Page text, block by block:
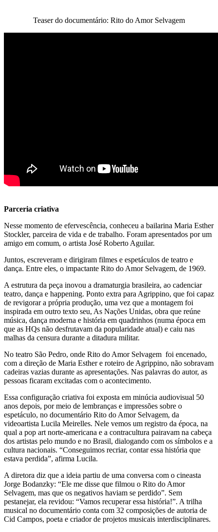
Teaser do documentário: Rito do Amor Selvagem
Parceria criativa
Nesse momento de efervescência, conheceu a bailarina Maria Esther
Stockler, parceira de vida e de trabalho. Foram apresentados por um
amigo em comum, o artista José Roberto Aguilar.
Juntos, escreveram e dirigiram filmes e espetáculos de teatro e
dança. Entre eles, o impactante Rito do Amor Selvagem, de 1969.
A estrutura da peça inovou a dramaturgia brasileira, ao cadenciar
teatro, dança e happening. Ponto extra para Agrippino, que foi capaz
de revigorar a própria produção, uma vez que a montagem foi
inspirada em outro texto seu, As Nações Unidas, obra que reúne
música, dança moderna e história em quadrinhos (numa época em
que as HQs não desfrutavam da popularidade atual) e caiu nas
malhas da censura durante a ditadura militar.
No teatro São Pedro, onde Rito do Amor Selvagem foi encenado,
com a direção de Maria Esther e roteiro de Agrippino, não sobravam
cadeiras vazias durante as apresentações. Nas palavras do autor, as
pessoas ficaram excitadas com o acontecimento.
Essa configuração criativa foi exposta em minúcia audiovisual 50
anos depois, por meio de lembranças e impressões sobre o
espetáculo, no documentário Rito do Amor Selvagem, da
videoartista Lucila Meirelles. Nele vemos um registro da época, na
qual a pop art norte-americana e a contracultura pairavam na cabeça
dos artistas pelo mundo e no Brasil, dialogando com os símbolos e a
cultura nacionais. “Conseguimos recriar, contar essa história que
estava perdida”, afirma Lucila.
A diretora diz que a ideia partiu de uma conversa com o cineasta
Jorge Bodanzky: “Ele me disse que filmou o Rito do Amor
Selvagem, mas que os negativos haviam se perdido”. Sem
pestanejar, ela revidou: “Vamos recuperar essa história!”. A trilha
musical no documentário conta com 32 composições de autoria de
Cid Campos, poeta e criador de projetos musicais interdisciplinares.